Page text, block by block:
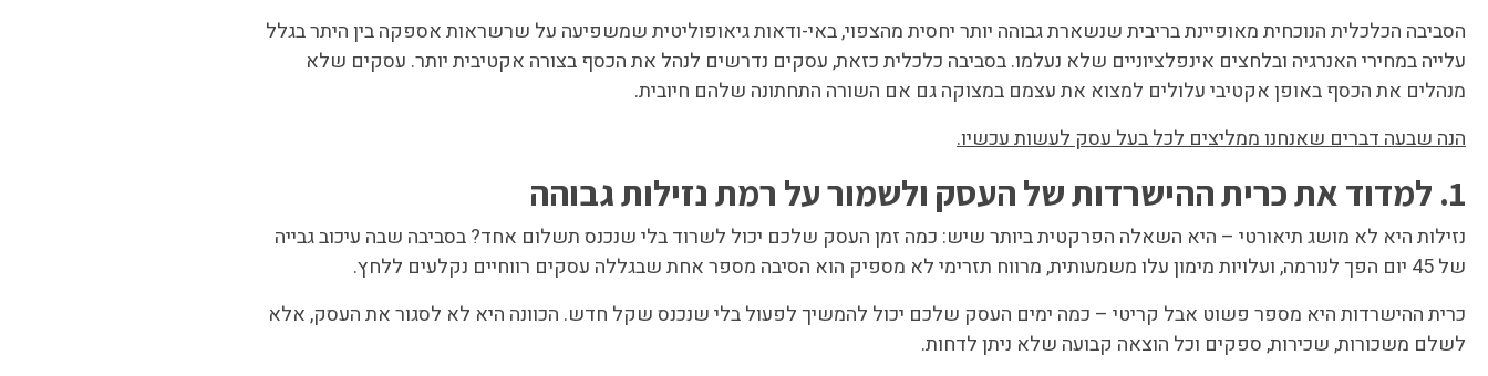
הסביבה הכלכלית הנוכחית מאופיינת בריבית שנשארת גבוהה יותר יחסית מהצפוי, באי-ודאות גיאופוליטית שמשפיעה על שרשראות אספקה בין היתר בגלל
עלייה במחירי האנרגיה ובלחצים אינפלציוניים שלא נעלמו. בסביבה כלכלית כזאת, עסקים נדרשים לנהל את הכסף בצורה אקטיבית יותר. עסקים שלא
מנהלים את הכסף באופן אקטיבי עלולים למצוא את עצמם במצוקה גם אם השורה התחתונה שלהם חיובית.
הנה שבעה דברים שאנחנו ממליצים לכל בעל עסק לעשות עכשיו.
1. למדוד את כרית ההישרדות של העסק ולשמור על רמת נזילות גבוהה
נזילות היא לא מושג תיאורטי – היא השאלה הפרקטית ביותר שיש: כמה זמן העסק שלכם יכול לשרוד בלי שנכנס תשלום אחד? בסביבה שבה עיכוב גבייה
של 45 יום הפך לנורמה, ועלויות מימון עלו משמעותית, מרווח תזרימי לא מספיק הוא הסיבה מספר אחת שבגללה עסקים רווחיים נקלעים ללחץ.
כרית ההישרדות היא מספר פשוט אבל קריטי – כמה ימים העסק שלכם יכול להמשיך לפעול בלי שנכנס שקל חדש. הכוונה היא לא לסגור את העסק, אלא
לשלם משכורות, שכירות, ספקים וכל הוצאה קבועה שלא ניתן לדחות.